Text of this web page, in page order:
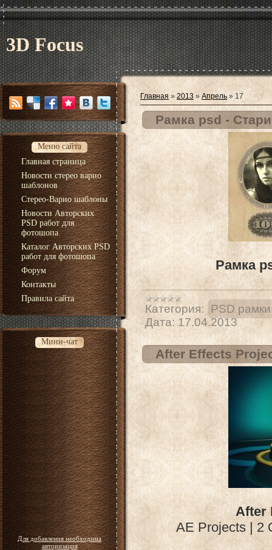
3D Focus
Меню сайта
Главная страница
Новости стерео варио
шаблонов
Стерео-Варио шаблоны
Новости Авторских
PSD работ для
фотошопа
Каталог Авторских PSD
работ для фотошопа
Форум
Контакты
Правила сайта
Мини-чат
Для добавления необходима
авторизация
Главная » 2013 » Апрель » 17
Рамка psd -
Рамка
Категория:
PSD
Дата: 17.04.2013
After Effects
After
AE Projects | 2